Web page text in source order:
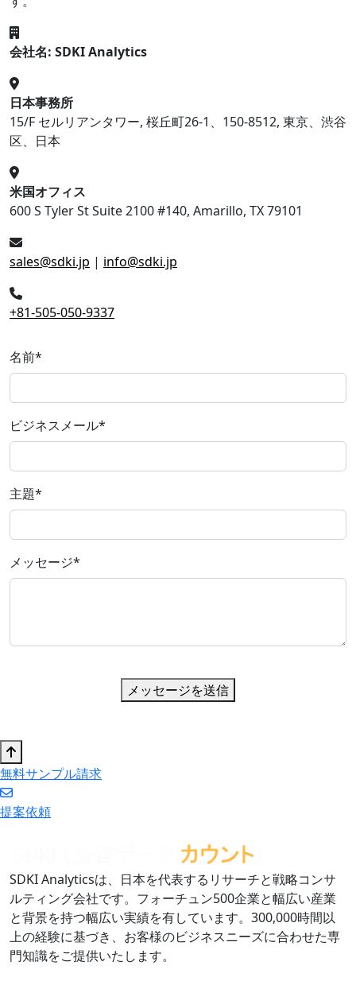
会社名: SDKI Analytics
日本事務所
15/F セルリアンタワー, 桜丘町26-1、150-8512, 東京、渋谷
区、日本
米国オフィス
600 S Tyler St Suite 2100 #140, Amarillo, TX 79101
sales@sdki.jp | info@sdki.jp
+81-505-050-9337
名前*
ビジネスメール*
主題*
メッセージ*
メッセージを送信
無料サンプル請求
提案依頼
SDKI Analyticsは、日本を代表するリサーチと戦略コンサ
ルティング会社です。フォーチュン500企業と幅広い産業
と背景を持つ幅広い実績を有しています。300,000時間以
上の経験に基づき、お客様のビジネスニーズに合わせた専
門知識をご提供いたします。